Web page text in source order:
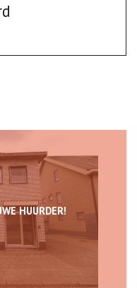
HUURDER!